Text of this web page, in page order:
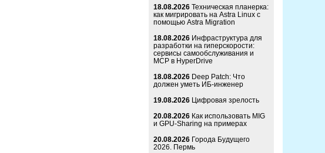
18.08.2026 Техническая планерка:
как мигрировать на Astra Linux с
помощью Astra Migration
18.08.2026 Инфраструктура для
разработки на гиперскорости:
сервисы самообслуживания и
MCP в HyperDrive
18.08.2026 Deep Patch: Что
должен уметь ИБ-инженер
19.08.2026 Цифровая зрелость
20.08.2026 Как использовать MIG
и GPU-Sharing на примерах
20.08.2026 Города Будущего
2026. Пермь